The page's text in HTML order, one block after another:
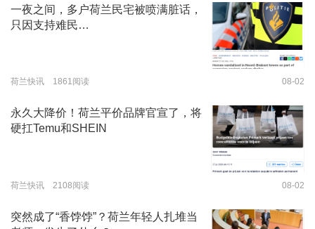
一夜之间，多户荷兰民宅被喷满脏话，
只因支持难民…
荷兰快讯 1861阅读 08-02
永久大降价！荷兰平价品牌官宣了，将
硬扛Temu和SHEIN
荷兰快讯 2108阅读 08-02
突然成了“香饽饽”？荷兰年轻人扎堆当